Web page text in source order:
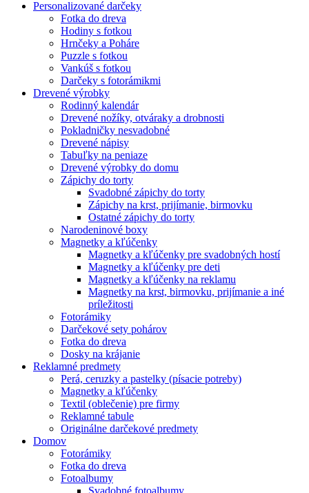
Personalizované darčeky
Fotka do dreva
Hodiny s fotkou
Hrnčeky a Poháre
Puzzle s fotkou
Vankúš s fotkou
Darčeky s fotorámikmi
Drevené výrobky
Rodinný kalendár
Drevené nožíky, otváraky a drobnosti
Pokladničky nesvadobné
Drevené nápisy
Tabuľky na peniaze
Drevené výrobky do domu
Zápichy do torty
Svadobné zápichy do torty
Zápichy na krst, prijímanie, birmovku
Ostatné zápichy do torty
Narodeninové boxy
Magnetky a kľúčenky
Magnetky a kľúčenky pre svadobných hostí
Magnetky a kľúčenky pre deti
Magnetky a kľúčenky na reklamu
Magnetky na krst, birmovku, prijímanie a iné
príležitosti
Fotorámiky
Darčekové sety pohárov
Fotka do dreva
Dosky na krájanie
Reklamné predmety
Perá, ceruzky a pastelky (písacie potreby)
Magnetky a kľúčenky
Textil (oblečenie) pre firmy
Reklamné tabule
Originálne darčekové predmety
Domov
Fotorámiky
Fotka do dreva
Fotoalbumy
Svadobné fotoalbumy